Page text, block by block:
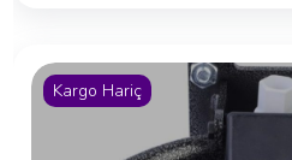
Kargo Hariç